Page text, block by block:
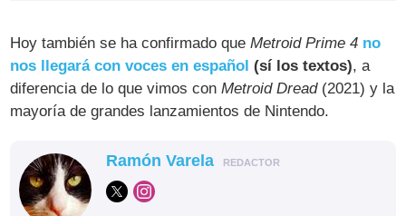
Hoy también se ha confirmado queMetroid Prime 4 no
nos llegará con voces en español (sí los textos), a
diferencia de lo que vimos conMetroid Dread(2021) y la
mayoría de grandes lanzamientos de Nintendo.
Ramón Varela REDACTOR